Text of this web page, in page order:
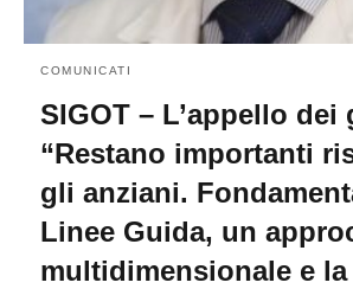
COMUNICATI
SIGOT – L’appello dei
“Restano importanti
gli anziani.
Linee Guida, un
multidimensionale e la